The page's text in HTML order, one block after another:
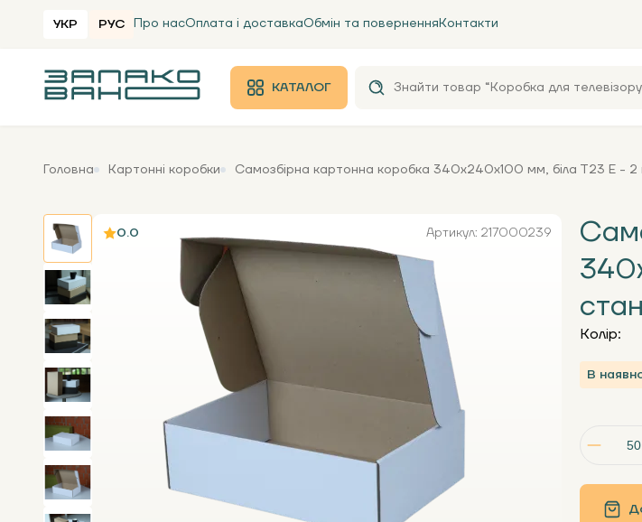
УКР РУС Про насОплата і доставкаОбмін та поверненняКонтакти
КАТАЛОГ
Головна Картонні коробки Самозбірна картонна коробка 340x240x100 мм, біла Т23 Е - 2
0.0 Артикул: 217000239
Колір:
В